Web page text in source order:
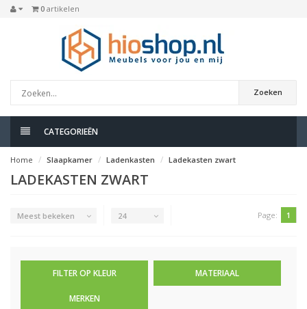
0 artikelen
Zoeken
CATEGORIEËN
Home Slaapkamer Ladenkasten Ladekasten zwart
LADEKASTEN ZWART
Meest bekeken 24 Page: 1
FILTER OP KLEUR MATERIAAL
MERKEN